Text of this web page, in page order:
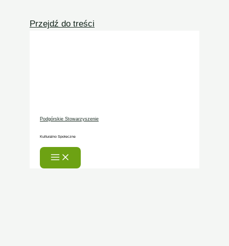
Przejdź do treści
Podgórskie Stowarzyszenie
Kulturalno Społeczne